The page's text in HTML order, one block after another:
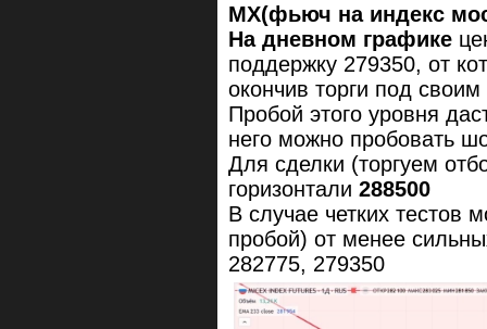
MX(фьюч на индекс
На дневном графике
поддержку 279350, от
окончив торги под
Пробой этого уровня
него можно пробовать
Для сделки (торгуем
горизонтали 288500
В случае четких тестов
пробой) от менее
282775, 279350